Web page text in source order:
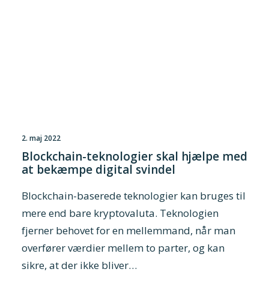
2. maj 2022
Blockchain-teknologier skal hjælpe med
at bekæmpe digital svindel
Blockchain-baserede teknologier kan bruges til
mere end bare kryptovaluta. Teknologien
fjerner behovet for en mellemmand, når man
overfører værdier mellem to parter, og kan
sikre, at der ikke bliver…